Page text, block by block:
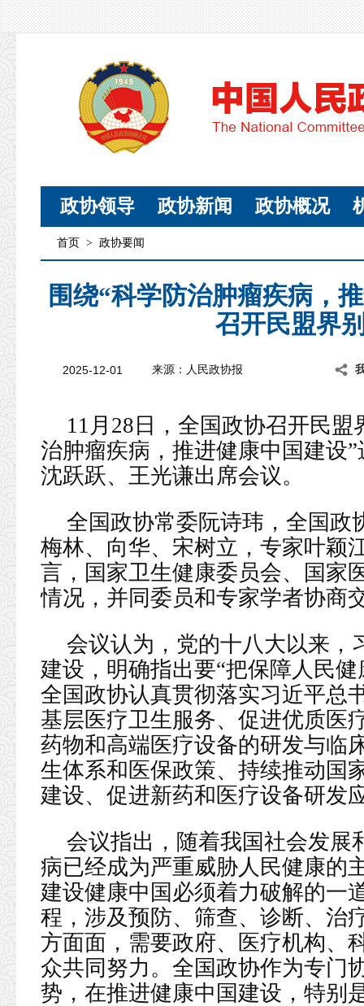
政协领导 政协新闻 政协概况
首页 > 政协要闻
围绕“科学防治肿瘤疾病，
召开民盟界
2025-12-01 来源：人民政协报
11月28日，全国政协召开民
治肿瘤疾病，推进健康中国建设
沈跃跃、王光谦出席会议。
全国政协常委阮诗玮，全国政
梅林、向华、宋树立，专家叶颖
言，国家卫生健康委员会、国家
情况，并同委员和专家学者协商
会议认为，党的十八大以来，
建设，明确指出要“把保障人民
全国政协认真贯彻落实习近平总
基层医疗卫生服务、促进优质医
药物和高端医疗设备的研发与临
生体系和医保政策、持续推动国
建设、促进新药和医疗设备研发
会议指出，随着我国社会发展
病已经成为严重威胁人民健康的
建设健康中国必须着力破解的一
程，涉及预防、筛查、诊断、治
方面面，需要政府、医疗机构、
众共同努力。全国政协作为专门
势，在推进健康中国建设，特别